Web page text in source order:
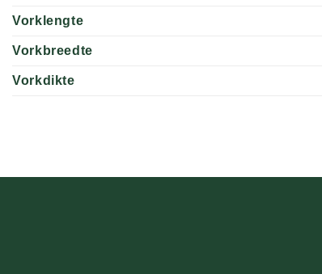
Vorklengte
Vorkbreedte
Vorkdikte